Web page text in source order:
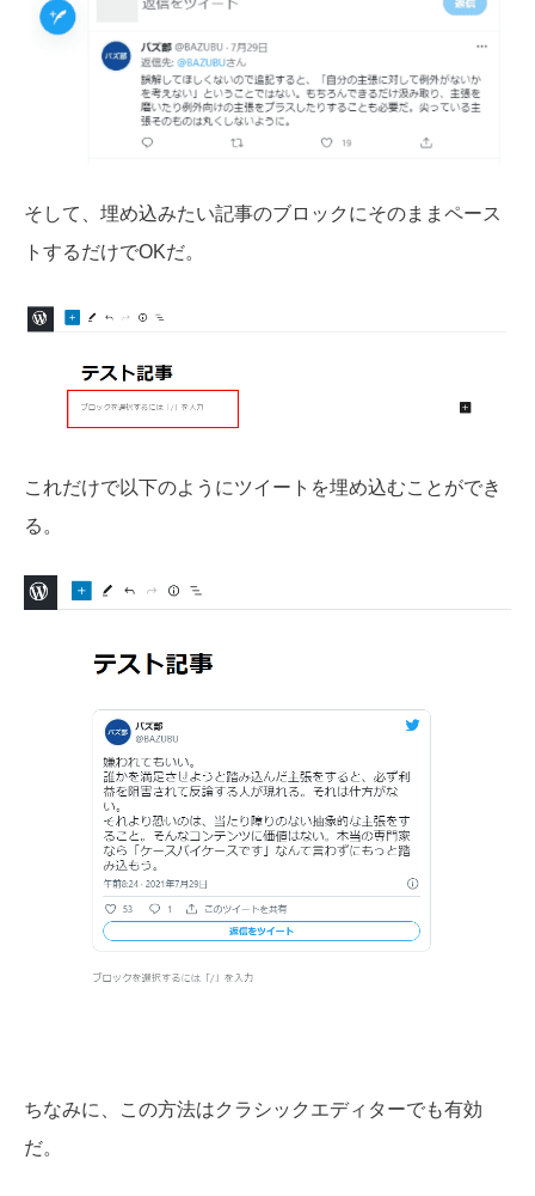
そして、埋め込みたい記事のブロックにそのままペース
トするだけでOKだ。
これだけで以下のようにツイートを埋め込むことができ
る。
ちなみに、この方法はクラシックエディターでも有効
だ。